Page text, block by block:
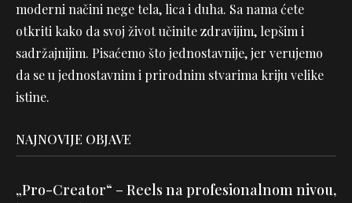
moderni načini nege tela, lica i duha. Sa nama ćete
otkriti kako da svoj život učinite zdravijim, lepšim i
sadržajnijim. Pisaćemo što jednostavnije, jer verujemo
da se u jednostavnim i prirodnim stvarima kriju velike
istine.
NAJNOVIJE OBJAVE
„Pro-Creator“ – Reels na profesionalnom nivou,